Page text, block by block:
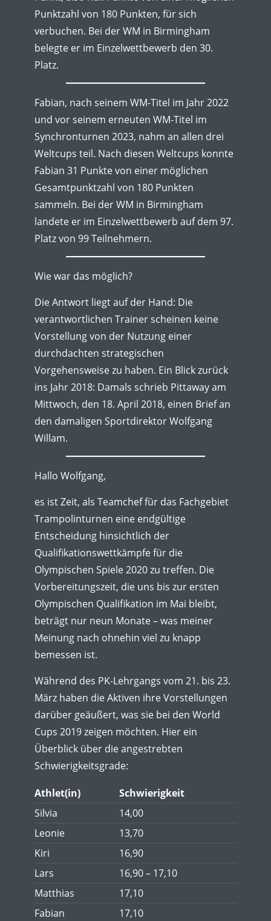
Punktzahl von 180 Punkten, für sich
verbuchen. Bei der WM in Birmingham
belegte er im Einzelwettbewerb den 30.
Platz.
Fabian, nach seinem WM-Titel im Jahr 2022
und vor seinem erneuten WM-Titel im
Synchronturnen 2023, nahm an allen drei
Weltcups teil. Nach diesen Weltcups konnte
Fabian 31 Punkte von einer möglichen
Gesamtpunktzahl von 180 Punkten
sammeln. Bei der WM in Birmingham
landete er im Einzelwettbewerb auf dem 97.
Platz von 99 Teilnehmern.
Wie war das möglich?
Die Antwort liegt auf der Hand: Die
verantwortlichen Trainer scheinen keine
Vorstellung von der Nutzung einer
durchdachten strategischen
Vorgehensweise zu haben. Ein Blick zurück
ins Jahr 2018: Damals schrieb Pittaway am
Mittwoch, den 18. April 2018, einen Brief an
den damaligen Sportdirektor Wolfgang
Willam.
Hallo Wolfgang,
es ist Zeit, als Teamchef für das Fachgebiet
Trampolinturnen eine endgültige
Entscheidung hinsichtlich der
Qualifikationswettkämpfe für die
Olympischen Spiele 2020 zu treffen. Die
Vorbereitungszeit, die uns bis zur ersten
Olympischen Qualifikation im Mai bleibt,
beträgt nur neun Monate – was meiner
Meinung nach ohnehin viel zu knapp
bemessen ist.
Während des PK-Lehrgangs vom 21. bis 23.
März haben die Aktiven ihre Vorstellungen
darüber geäußert, was sie bei den World
Cups 2019 zeigen möchten. Hier ein
Überblick über die angestrebten
Schwierigkeitsgrade:
Athlet(in)
Schwierigkeit
Silvia
14,00
Leonie
13,70
Kiri
16,90
Lars
16,90 – 17,10
Matthias
17,10
Fabian
17,10